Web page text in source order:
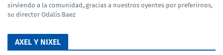
sirviendo a la comunidad,.gracias a nuestros oyentes por preferirnos,
su director Odalis Baez
AXEL Y NIXEL